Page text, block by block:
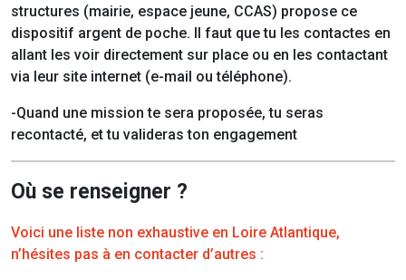
structures (mairie, espace jeune, CCAS) propose ce
dispositif argent de poche. Il faut que tu les contactes en
allant les voir directement sur place ou en les contactant
via leur site internet (e-mail ou téléphone).
-Quand une mission te sera proposée, tu seras
recontacté, et tu valideras ton engagement
Où se renseigner ?
Voici une liste non exhaustive en Loire Atlantique,
n’hésites pas à en contacter d’autres :